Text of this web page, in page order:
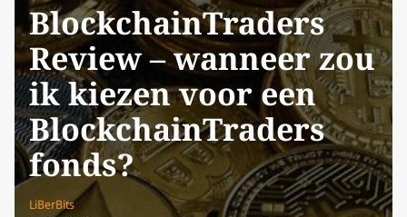
BlockchainTraders
Review – wanneer zou
ik kiezen voor een
BlockchainTraders
fonds?
LiBerBits